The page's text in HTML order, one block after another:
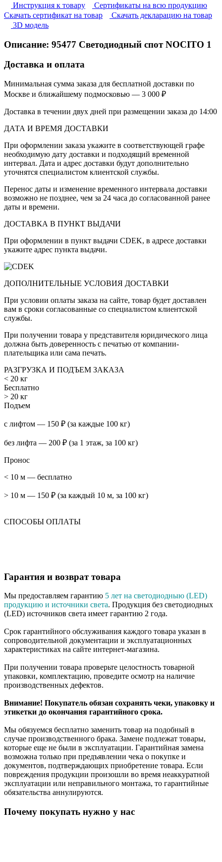
Инструкция к товару
Сертификаты на всю продукцию
Cкачать сертификат на товар
Cкачать декларацию на товар
3D модель
Описание: 95477 Светодиодный спот NOCITO 1
Доставка и оплата
Минимальная сумма заказа для бесплатной доставки по
Москве и ближайшему подмосковью — 3 000 ₽
Доставка в течении двух дней при размещении заказа до 14:00
ДАТА И ВРЕМЯ ДОСТАВКИ
При оформлении заказа укажите в соответствующей графе
необходимую дату доставки и подходящий временной
интервал. Дата и адрес доставки будут дополнительно
уточнятся специалистом клиентской службы.
Перенос даты и изменение временного интервала доставки
возможно не позднее, чем за 24 часа до согласованной ранее
даты и времени.
ДОСТАВКА В ПУНКТ ВЫДАЧИ
При оформлении в пункт выдачи CDEK, в адресе доставки
укажите адрес пункта выдачи.
ДОПОЛНИТЕЛЬНЫЕ УСЛОВИЯ ДОСТАВКИ
При условии оплаты заказа на сайте, товар будет доставлен
вам в сроки согласованные со специалистом клиентской
службы.
При получении товара у представителя юридического лица
должна быть доверенность с печатью от компании-
плательщика или сама печать.
РАЗГРУЗКА И ПОДЪЕМ ЗАКАЗА
< 20 кг
Бесплатно
> 20 кг
Подъем
с лифтом — 150 ₽ (за каждые 100 кг)
без лифта — 200 ₽ (за 1 этаж, за 100 кг)
Пронос
< 10 м — бесплатно
> 10 м — 150 ₽ (за каждый 10 м, за 100 кг)
СПОСОБЫ ОПЛАТЫ
Гарантия и возврат товара
Мы предоставляем гарантию 5 лет на светодиодныю (LED)
продукцию и источники света. Продукция без светодиодных
(LED) источников света имеет гарантию 2 года.
Срок гарантийного обслуживания каждого товара указан в
сопроводительной документации и эксплуатационных
характеристиках на сайте интернет-магазина.
При получении товара проверьте целостность товарной
упаковки, комплектацию, проведите осмотр на наличие
производственных дефектов.
Внимание! Покупатель обязан сохранять чеки, упаковку и
этикетки до окончания гарантийного срока.
Мы обязуемся бесплатно заменить товар на подобный в
случае производственного брака. Замене подлежат товары,
которые еще не были в эксплуатации. Гарантийная замена
возможна только при предъявлении чека о покупке и
документов, подтверждающих приобретение товара. Если
повреждения продукции произошли во время неаккуратной
эксплуатации или неправильного монтажа, то гарантийные
обязательства аннулируются.
Почему покупать нужно у нас